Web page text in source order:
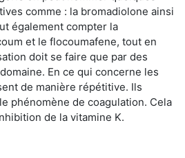
comme : la bromadiolone ainsi
également compter la
et le flocoumafene, tout en
doit se faire que par des
En ce qui concerne les
de manière répétitive. Ils
phénomène de coagulation. Cela
de la vitamine K.